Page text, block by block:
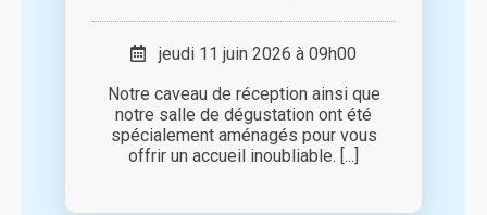
jeudi 11 juin 2026 à 09h00
Notre caveau de réception ainsi que
notre salle de dégustation ont été
spécialement aménagés pour vous
offrir un accueil inoubliable. [...]